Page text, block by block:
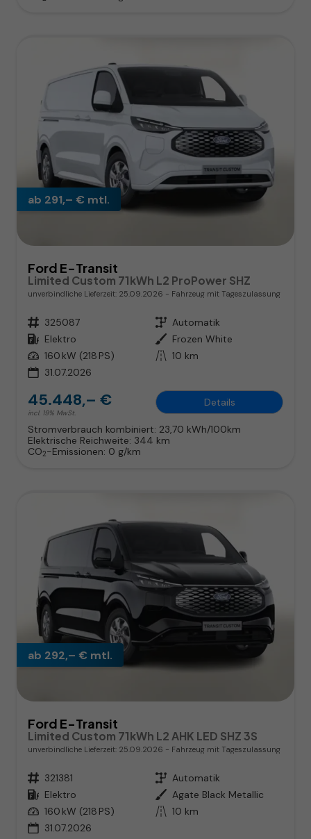
ab 291,– € mtl.
Ford E-Transit
Limited Custom 71kWh L2 ProPower SHZ
unverbindliche Lieferzeit: 25.09.2026 Fahrzeug mit Tageszulassung
Fahrzeugnr. 325087 Getriebe Automatik
Kraftstoff Elektro Außenfarbe Frozen White
Leistung 160 kW (218 PS) Kilometerstand 10 km
31.07.2026
45.448,– €
incl. 19% MwSt.
Details
Stromverbrauch kombiniert: 23,70 kWh/100km
Elektrische Reichweite: 344 km
CO2-Emissionen: 0 g/km
ab 292,– € mtl.
Ford E-Transit
Limited Custom 71kWh L2 AHK LED SHZ 3S
unverbindliche Lieferzeit: 25.09.2026 Fahrzeug mit Tageszulassung
Fahrzeugnr. 321381 Getriebe Automatik
Kraftstoff Elektro Außenfarbe Agate Black Metallic
Leistung 160 kW (218 PS) Kilometerstand 10 km
31.07.2026